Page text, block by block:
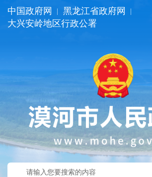
中国政府网 黑龙江省政府网
大兴安岭地区行政公署